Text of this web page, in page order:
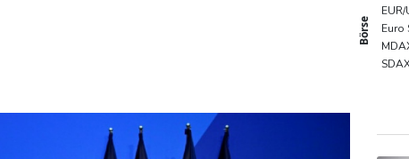
Erdogan reist zu Dreier-Gipfel mit Pakistan nach
UEFA hält an FIFA-Boykott fest -
Mindestens zwei Tote bei
Börse
EUR/
Euro